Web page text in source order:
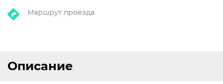
Маршрут проезда
Описание